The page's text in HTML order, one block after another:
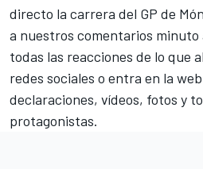
directo la carrera del GP de
a nuestros comentarios minuto
todas las reacciones de lo que
redes sociales o entra en la
declaraciones, vídeos, fotos y
protagonistas.